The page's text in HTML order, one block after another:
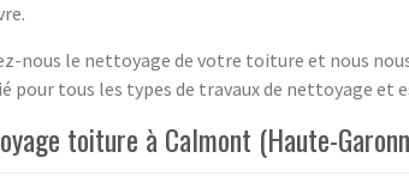
nous le nettoyage de votre toiture et nous
pour tous les types de travaux de nettoyage et
toiture à Calmont (Haute-